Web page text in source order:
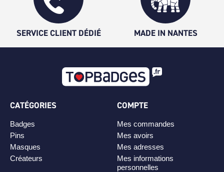
SERVICE CLIENT DÉDIÉ MADE IN NANTES
CATÉGORIES
Badges
Pins
Masques
Créateurs
COMPTE
Mes commandes
Mes avoirs
Mes adresses
Mes informations
personnelles